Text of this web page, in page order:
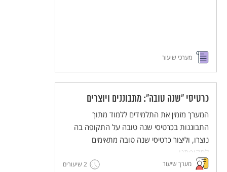
מערכי שיעור
כרטיסי "שנה טובה": מתבוננים ויוצרים
המערך מזמין את התלמידים ללמוד מתוך
התבוננות בכרטיסי שנה טובה על התקופה בה
נוצרו, וליצור כרטיסי שנה טובה מתאימים
לתקופתנו.
מערך שיעור 2 שיעורים